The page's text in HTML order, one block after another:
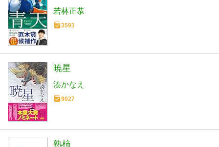
若林正恭
3593
暁星
湊かなえ
9027
熟柿